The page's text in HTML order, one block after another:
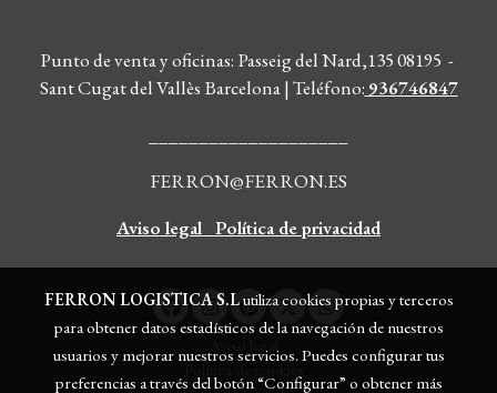
Punto de venta y oficinas: Passeig del Nard,135 08195 -
Sant Cugat del Vallès Barcelona | Teléfono: 936746847
FERRON@FERRON.ES
Aviso legal Política de privacidad
FERRON LOGISTICA S.Lutiliza cookies propias y terceros
para obtener datos estadísticos de la navegación de nuestros
usuarios y mejorar nuestros servicios. Puedes configurar tus
preferencias a través del botón “Configurar” o obtener más